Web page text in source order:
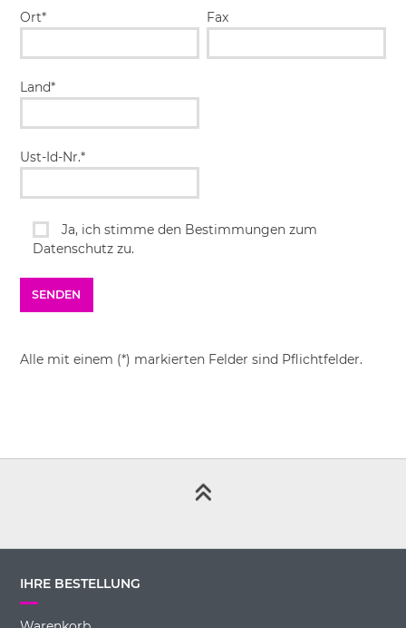
Ort*
Land*
Ust-Id-Nr.*
Fax
Ja, ich stimme den Bestimmungen zum
Datenschutz zu.
Alle mit einem (*) markierten Felder sind Pflichtfelder.
IHRE BESTELLUNG